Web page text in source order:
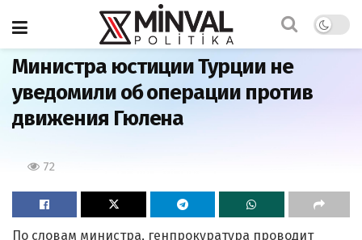
Главная
Министра юстиции Турции не
уведомили об операции против
движения Гюлена
72
По словам министра, генпрокуратура проводит